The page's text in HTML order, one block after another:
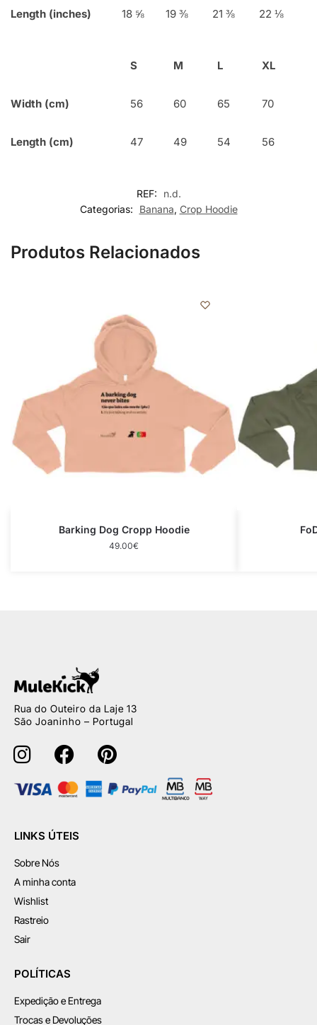
Length (inches) 18 ⅝ 19 ⅜ 21 ⅜ 22 ⅛
S M L XL
Width (cm) 56 60 65 70
Length (cm) 47 49 54 56
REF:
n.d.
Categorias:
Banana, Crop Hoodie
Produtos Relacionados
Barking Dog Cropp Hoodie
49.00€
Rua do Outeiro da Laje 13
São Joaninho – Portugal
LINKS ÚTEIS
Sobre Nós
A minha conta
Wishlist
Rastreio
Sair
POLÍTICAS
Expedição e Entrega
Trocas e Devoluções